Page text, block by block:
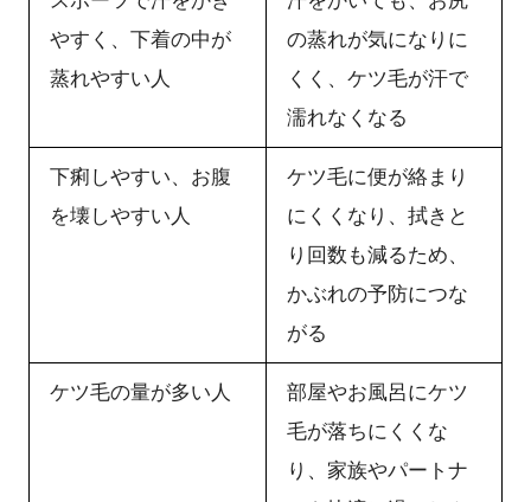
やすく、下着の中が
蒸れやすい人
の蒸れが気になりに
くく、ケツ毛が汗で
濡れなくなる
下痢しやすい、お腹
を壊しやすい人
ケツ毛に便が絡まり
にくくなり、拭きと
り回数も減るため、
かぶれの予防につな
がる
ケツ毛の量が多い人
部屋やお風呂にケツ
毛が落ちにくくな
り、家族やパートナ